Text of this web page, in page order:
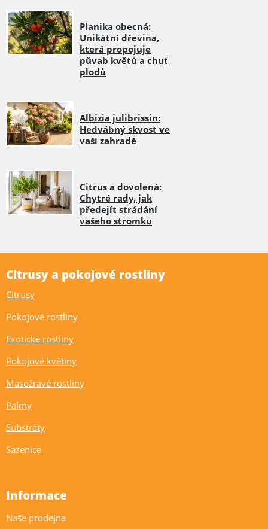
Planika obecná:
Unikátní dřevina,
která propojuje
půvab květů a chuť
plodů
Albizia julibrissin:
Hedvábný skvost ve
vaší zahradě
Citrus a dovolená:
Chytré rady, jak
předejít strádání
vašeho stromku
Citrusy a pokojové rostliny
Citrusy
Pokojové rostliny
Exotické rostliny
Pokojové květiny
Masožravé rostliny
Palmy
Substráty
Sazenice
Informace
Naše prodejna